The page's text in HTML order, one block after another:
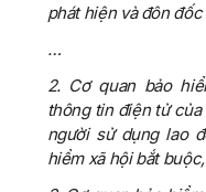
phát hiện và đôn
…
2. Cơ quan bảo
thông tin điện tử
người sử dụng lao
hiểm xã hội bắt